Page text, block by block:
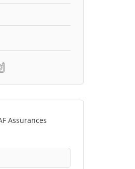
Assurances